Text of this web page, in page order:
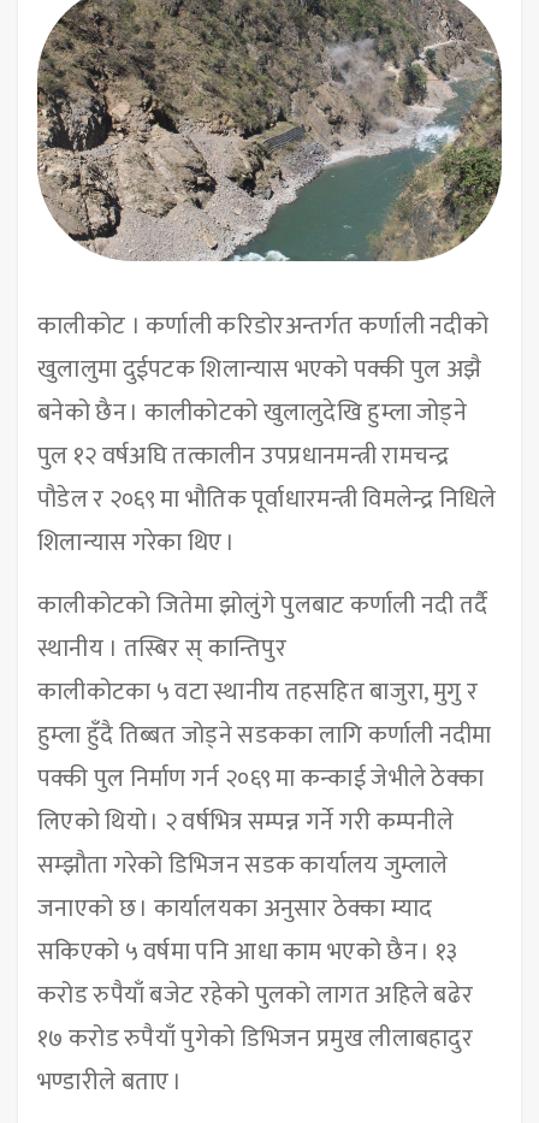
कालीकोट । कर्णाली करिडोरअन्तर्गत कर्णाली नदीको
खुलालुमा दुईपटक शिलान्यास भएको पक्की पुल अझै
बनेको छैन । कालीकोटको खुलालुदेखि हुम्ला जोड्ने
पुल १२ वर्षअघि तत्कालीन उपप्रधानमन्त्री रामचन्द्र
पौडेल र २०६९ मा भौतिक पूर्वाधारमन्त्री विमलेन्द्र निधिले
शिलान्यास गरेका थिए ।
कालीकोटको जितेमा झोलुंगे पुलबाट कर्णाली नदी तर्दै
स्थानीय । तस्बिर स् कान्तिपुर
कालीकोटका ५ वटा स्थानीय तहसहित बाजुरा, मुगु र
हुम्ला हुँदै तिब्बत जोड्ने सडकका लागि कर्णाली नदीमा
पक्की पुल निर्माण गर्न २०६९ मा कन्काई जेभीले ठेक्का
लिएको थियो । २ वर्षभित्र सम्पन्न गर्ने गरी कम्पनीले
सम्झौता गरेको डिभिजन सडक कार्यालय जुम्लाले
जनाएको छ । कार्यालयका अनुसार ठेक्का म्याद
सकिएको ५ वर्षमा पनि आधा काम भएको छैन । १३
करोड रुपैयाँ बजेट रहेको पुलको लागत अहिले बढेर
१७ करोड रुपैयाँ पुगेको डिभिजन प्रमुख लीलाबहादुर
भण्डारीले बताए ।